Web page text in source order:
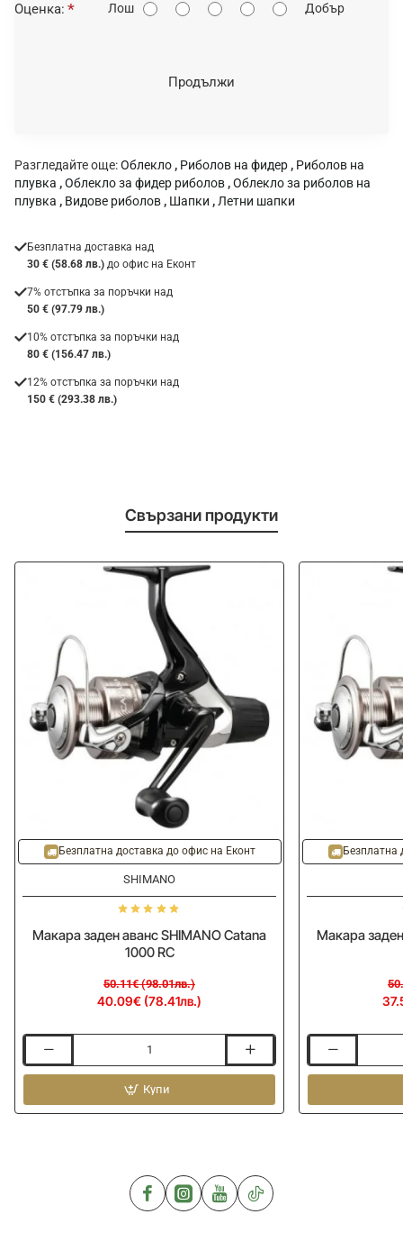
О
Оценка: Лош Добър
Продължи
Разгледайте още:Облекло , Риболов на фидер , Риболов на
плувка ,Облекло за фидер риболов ,Облекло за риболов на
плувка , Видове риболов , Шапки , Летни шапки
Безплатна доставка над
30 € (58.68 лв.) до офис на Еконт
7% отстъпка за поръчки над
50 € (97.79 лв.)
10% отстъпка за поръчки над
80 € (156.47 лв.)
12% отстъпка за поръчки над
150 € (293.38 лв.)
Свързани продукти
-20%
Безплатна доставка до офис на Еконт
SHIMANO
Макара заден аванс SHIMANO Catana
1000 RC
40.09€ (78.41лв.)
50.11€ (98.01лв.)
заден
SHIMANO
Купи
-25%
Безплатна
Макара
заден
SHIMANO